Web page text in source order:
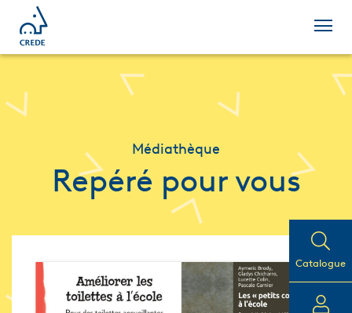
Catalogue
Médiathèque
Repéré pour vous